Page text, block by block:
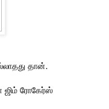
தான்.
ஜிம் ரோகேர்ஸ்